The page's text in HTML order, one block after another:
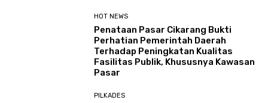
HOT NEWS
Penataan Pasar Cikarang Bukti
Perhatian Pemerintah Daerah
Terhadap Peningkatan Kualitas
Fasilitas Publik, Khususnya Kawasan
Pasar
PILKADES